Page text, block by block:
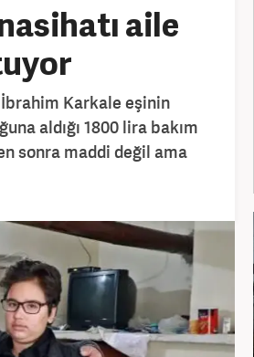
aile
Karkale eşinin
aldığı 1800 lira bakım
sonra maddi değil ama